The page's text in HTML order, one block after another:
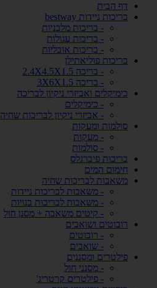
דף הבית
בריכות ניידות bestway
- בריכות מלבניות
- בריכות עגולות
- בריכות אובליות
בריכות פוליאתילן
- בריכה 2.4X4.5X1.5
- בריכה 3X6X1.5
כימיקלים ואביזרי ניקיון לבריכה
- כימיקלים
- אביזרי ניקיון לבריכות שחיה
סולמות ומעקות
- מעקות
- סולמות
בריכות פיברגלס
חימום המים
משאבות לבריכות שחיה
- משאבות לבריכות ניידות
- משאבות לבריכות בנויות
- קיטים משאבה + מסנן חול
רובוטים ושואבים
- רובוטים
- שואבים
פילטרים ומסננים
- מסנני חול
- פילטרים קרטריג'